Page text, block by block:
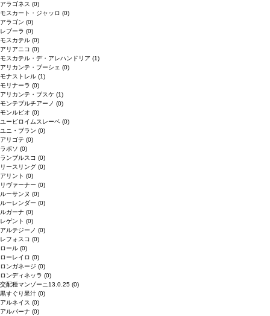
アラゴネス (0)
モスカート・ジャッロ (0)
アラゴン (0)
レブーラ (0)
モスカテル (0)
アリアニコ (0)
モスカテル・デ・アレハンドリア (1)
アリカンテ・ブーシェ (0)
モナストレル (1)
モリナーラ (0)
アリカンテ・ブスケ (1)
モンテプルチアーノ (0)
モンルビオ (0)
ユービロイムスレーベ (0)
ユニ・ブラン (0)
アリゴテ (0)
ラボソ (0)
ランブルスコ (0)
リースリング (0)
アリント (0)
リヴァーナー (0)
ルーサンヌ (0)
ルーレンダー (0)
ルガーナ (0)
レゲント (0)
アルテジーノ (0)
レフォスコ (0)
ロール (0)
ローレイロ (0)
ロンガネージ (0)
ロンディネッラ (0)
交配種マンゾーニ13.0.25 (0)
黒すぐり果汁 (0)
アルネイス (0)
アルバーナ (0)